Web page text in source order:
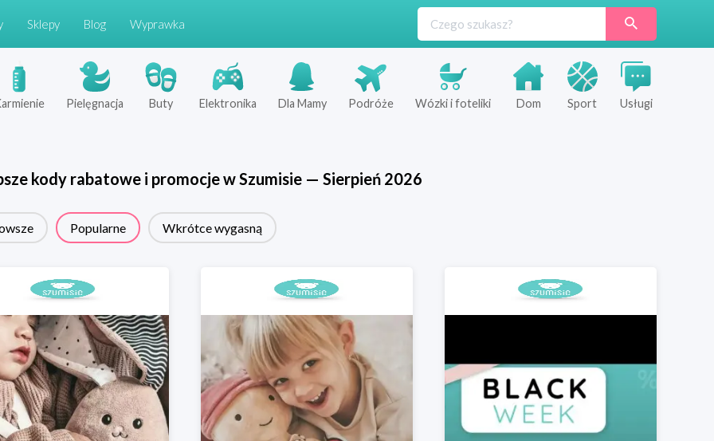
Sklepy Blog Wyprawka
Pielęgnacja Buty Elektronika Dla Mamy Podróże Wózki i foteliki Dom Sport Usługi
kody rabatowe i promocje wSzumisie— Sierpień 2026
Popularne Wkrótce wygasną